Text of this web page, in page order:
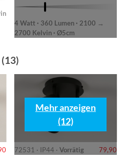
4 Watt · 360 Lumen · 2100 →
2700 Kelvin · Ø5cm
72531 · IP44 · Vorrätig 79,90
Mehr anzeigen
(12)